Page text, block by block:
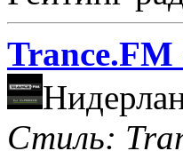
Trance.FM
Стиль: